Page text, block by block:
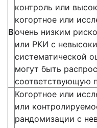
В
контроль или
когортное или
очень низким
или РКИ с
систематической
могут быть
соответствующую
Когортное или
или
рандомизации с